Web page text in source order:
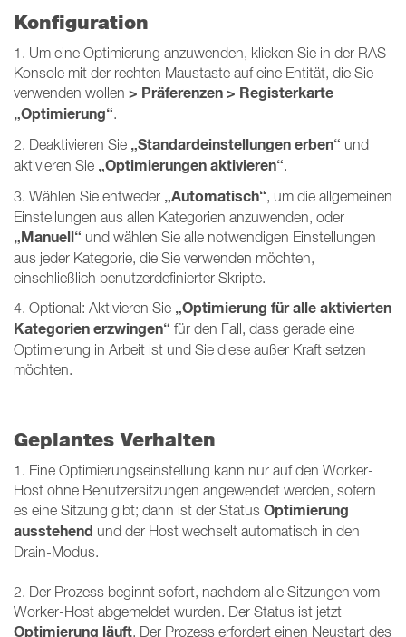
Konfiguration
1. Um eine Optimierung anzuwenden, klicken Sie in der RAS-
Konsole mit der rechten Maustaste auf eine Entität, die Sie
verwenden wollen > Präferenzen > Registerkarte
„Optimierung“.
2. Deaktivieren Sie „Standardeinstellungen erben“ und
aktivieren Sie „Optimierungen aktivieren“.
3. Wählen Sie entweder „Automatisch“, um die allgemeinen
Einstellungen aus allen Kategorien anzuwenden, oder
„Manuell“ und wählen Sie alle notwendigen Einstellungen
aus jeder Kategorie, die Sie verwenden möchten,
einschließlich benutzerdefinierter Skripte.
4. Optional: Aktivieren Sie „Optimierung für alle aktivierten
Kategorien erzwingen“ für den Fall, dass gerade eine
Optimierung in Arbeit ist und Sie diese außer Kraft setzen
möchten.
Geplantes Verhalten
1. Eine Optimierungseinstellung kann nur auf den Worker-
Host ohne Benutzersitzungen angewendet werden, sofern
es eine Sitzung gibt; dann ist der Status Optimierung
ausstehend und der Host wechselt automatisch in den
Drain-Modus.
2. Der Prozess beginnt sofort, nachdem alle Sitzungen vom
Worker-Host abgemeldet wurden. Der Status ist jetzt
Optimierung läuft. Der Prozess erfordert einen Neustart des